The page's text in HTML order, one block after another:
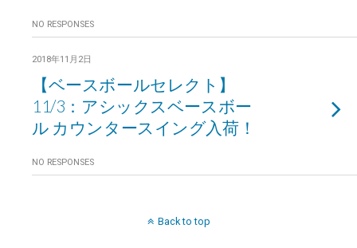
NO RESPONSES
2018年11月2日
【ベースボールセレクト】
11/3：アシックスベースボー
ル カウンタースイング入荷！
NO RESPONSES
Back to top